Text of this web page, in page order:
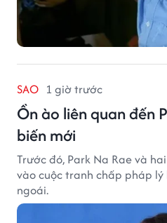
SAO 1 giờ trước
Ồn ào liên quan đến
biến mới
Trước đó, Park Na Rae và
vào cuộc tranh chấp pháp
ngoái.